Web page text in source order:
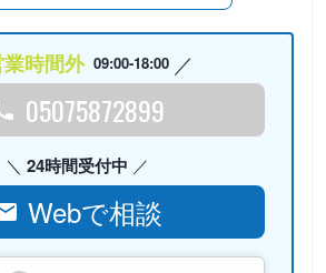
時間外 09:00-18:00
05075872899
24時間受付中
Webで相談